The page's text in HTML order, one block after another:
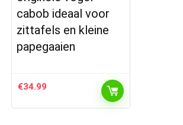
cabob ideaal voor
zittafels en kleine
papegaaien
€34.99